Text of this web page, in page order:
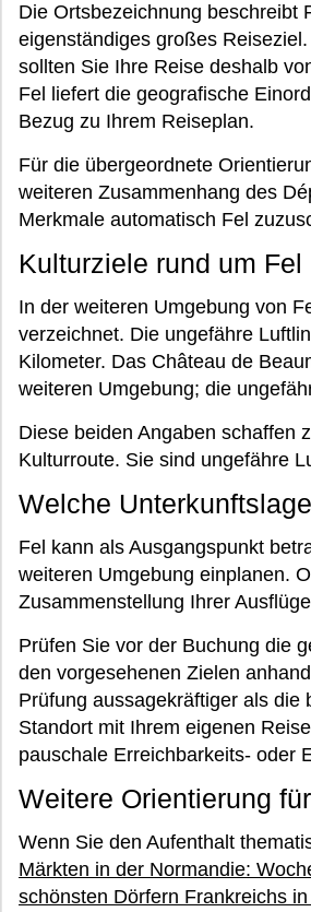
Die Ortsbezeichnung beschreibt
eigenständiges großes
sollten Sie Ihre Reise deshalb
Fel liefert die geografische
Bezug zu Ihrem Reiseplan.
Für die übergeordnete
weiteren Zusammenhang des
Merkmale automatisch Fel
Kulturziele rund um Fel
In der weiteren Umgebung von
verzeichnet. Die ungefähre
Kilometer. Das Château de
weiteren Umgebung; die
Diese beiden Angaben schaffen
Kulturroute. Sie sind ungefähre
Welche
Fel kann als Ausgangspunkt
weiteren Umgebung einplanen.
Zusammenstellung Ihrer
Prüfen Sie vor der Buchung die
den vorgesehenen Zielen
Prüfung aussagekräftiger als
Standort mit Ihrem eigenen
pauschale Erreichbarkeits- oder
Weitere Orientierung
Wenn Sie den Aufenthalt
Märkten in der Normandie:
schönsten Dörfern Frankreichs